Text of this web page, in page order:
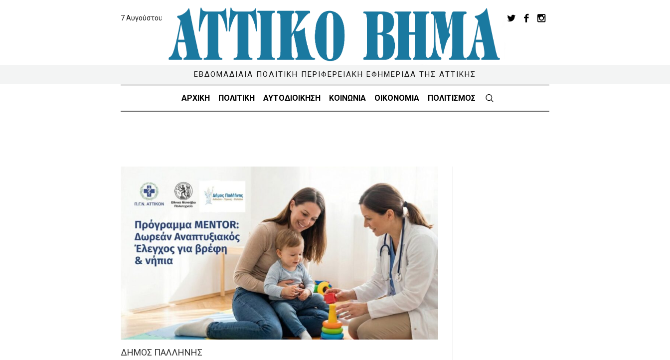
7 Αυγούστου 2026
ΕΒΔΟΜΑΔΙΑΙΑ ΠΟΛΙΤΙΚΗ ΠΕΡΙΦΕΡΕΙΑΚΗ ΕΦΗΜΕΡΙΔΑ ΤΗΣ ΑΤΤΙΚΗΣ
ΑΡΧΙΚΗ ΠΟΛΙΤΙΚΗ ΑΥΤΟΔΙΟΙΚΗΣΗ ΚΟΙΝΩΝΙΑ ΟΙΚΟΝΟΜΙΑ ΠΟΛΙΤΙΣΜΟΣ
ΔΗΜΟΣ ΠΑΛΛΗΝΗΣ